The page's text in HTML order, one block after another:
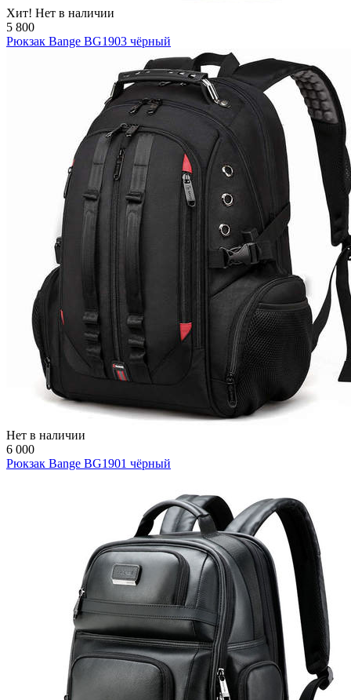
Хит! Нет в наличии
5 800
Рюкзак Bange BG1903 чёрный
Нет в наличии
6 000
Рюкзак Bange BG1901 чёрный